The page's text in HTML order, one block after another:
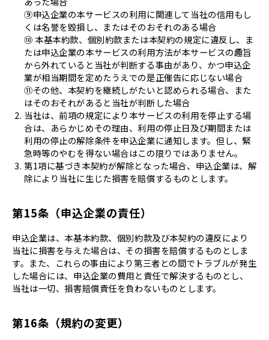
⑨申込企業の本サービスの利用に関連して当社の信用もし
くは名誉を毀損し、またはそのおそれのある場合
⑩ 本基本約款、個別約款または本契約の規定に違反し、ま
たは申込企業の本サービスの利用方法が本サービスの趣旨
から外れていると当社が判断する事由があり、かつ申込企
業が相当期間を定めたうえでの是正催告に応じない場合
⑪その他、本契約を継続しがたいと認められる場合、また
はそのおそれがあると当社が判断した場合
当社は、前項の規定により本サービスの利用を停止する場
合は、あらかじめその理由、利用の停止日及び期間または
利用の停止の解除条件を申込企業に通知します。但し、緊
急時等のやむを得ない場合はこの限りではありません。
第1項に基づき本契約が解除となった場合、申込企業は、解
除により当社に生じた損害を賠償するものとします。
第15条（申込企業の責任）
申込企業は、本基本約款、個別約款及び本契約の違反により
当社に損害を与えた場合は、その損害を賠償するものとしま
す。また、これらの事由により第三者との間でトラブルが発生
した場合には、申込企業の費用と責任で解決するものとし、
当社は一切、損害賠償責任を負わないものとします。
第16条（規約の変更）